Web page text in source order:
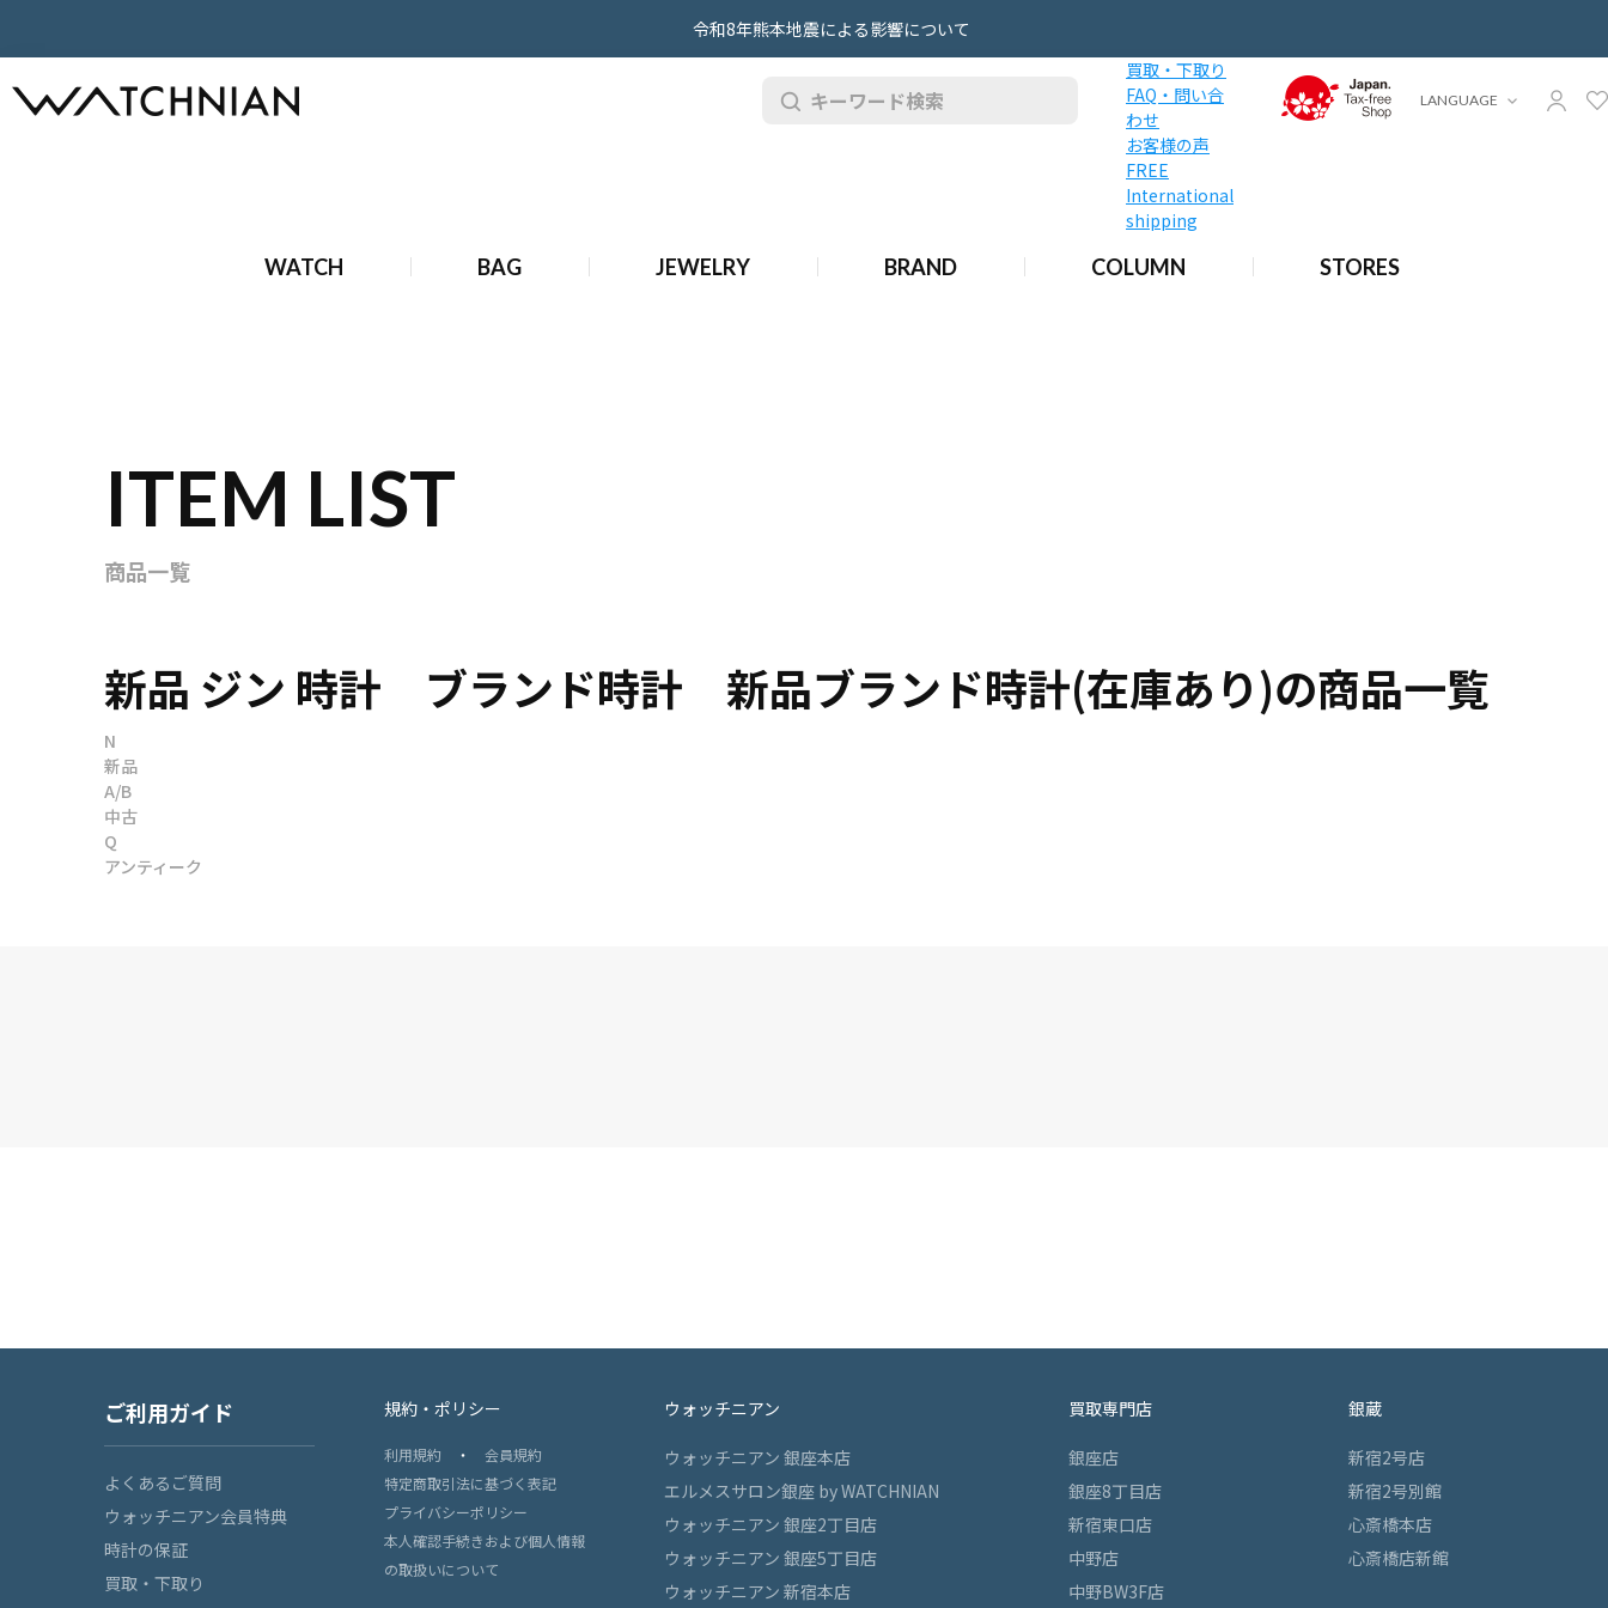
令和8年熊本地震による影響について
買取・下取り
FAQ・問い合
わせ
お客様の声
FREE
International
shipping
WATCH BAG JEWELRY BRAND COLUMN STORES
LANGUAGE
ITEM LIST
商品一覧
新品 ジン 時計 ブランド時計 新品ブランド時計(在庫あり)の商品一覧
N
新品
A/B
中古
Q
アンティーク
ご利用ガイド
よくあるご質問
ウォッチニアン会員特典
時計の保証
買取・下取り
規約・ポリシー
利用規約 ・ 会員規約
特定商取引法に基づく表記
プライバシーポリシー
本人確認手続きおよび個人情報
の取扱いについて
ウォッチニアン
ウォッチニアン 銀座本店
エルメスサロン銀座 by WATCHNIAN
ウォッチニアン 銀座2丁目店
ウォッチニアン 銀座5丁目店
ウォッチニアン 新宿本店
買取専門店
銀座店
銀座8丁目店
新宿東口店
中野店
中野BW3F店
銀蔵
新宿2号店
新宿2号別館
心斎橋本店
心斎橋店新館